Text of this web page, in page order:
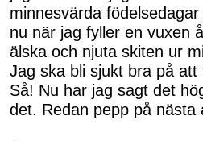
minnesvärda
nu när jag fyller en vuxen
älska och njuta skiten ur
Jag ska bli sjukt bra på att
Så! Nu har jag sagt det
det. Redan pepp på nästa